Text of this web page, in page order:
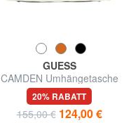
GUESS
CAMDEN Umhängetasche
20% RABATT
155,00 € 124,00 €